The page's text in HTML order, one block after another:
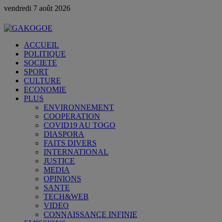
vendredi 7 août 2026
ACCUEIL
POLITIQUE
SOCIETE
SPORT
CULTURE
ECONOMIE
PLUS
ENVIRONNEMENT
COOPERATION
COVID19 AU TOGO
DIASPORA
FAITS DIVERS
INTERNATIONAL
JUSTICE
MEDIA
OPINIONS
SANTE
TECH&WEB
VIDEO
CONNAISSANCE INFINIE